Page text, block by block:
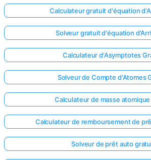
Calculateur gratuit d'équation
Solveur gratuit d'équation
Calculateur d'Asymptotes
Solveur de Compte d'Atomes
Calculateur de masse
Calculateur de remboursement de
Solveur de prêt auto